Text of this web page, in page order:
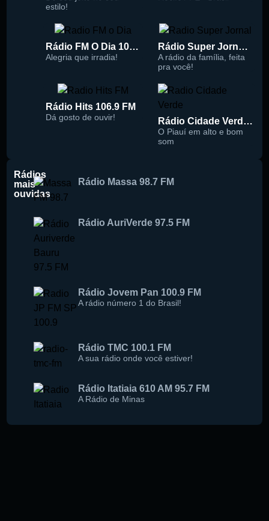
estilo!
Rádio FM O Dia 100.5
Alegria que irradia!
Rádio Super Jornal 105.7 FM
A rádio da família, feita
pra você!
Rádio Hits 106.9 FM
Dá gosto de ouvir! Rádio Cidade Verde 93.5 FM
O Piauí em alto e bom
som
Rádios
mais
ouvidas
Rádio Massa 98.7 FM
Rádio AuriVerde 97.5 FM
Rádio Jovem Pan 100.9 FM
A rádio número 1 do Brasil!
Rádio TMC 100.1 FM
A sua rádio onde você estiver!
Rádio Itatiaia 610 AM 95.7 FM
A Rádio de Minas